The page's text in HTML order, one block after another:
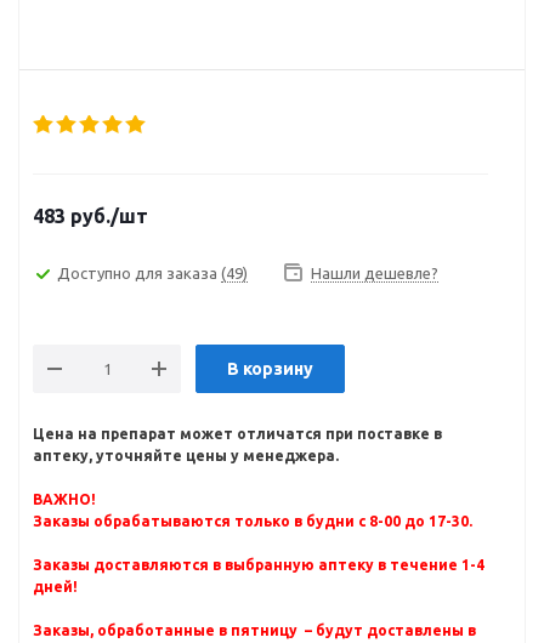
483 руб./шт
Доступно для заказа (49) Нашли дешевле?
В корзину
Цена на препарат может отличатся при поставке в
аптеку, уточняйте цены у менеджера.
ВАЖНО!
Заказы обрабатываются только в будни с 8-00 до 17-30.
Заказы доставляются в выбранную аптеку в течение 1-4
дней!
Заказы, обработанные в пятницу – будут доставлены в